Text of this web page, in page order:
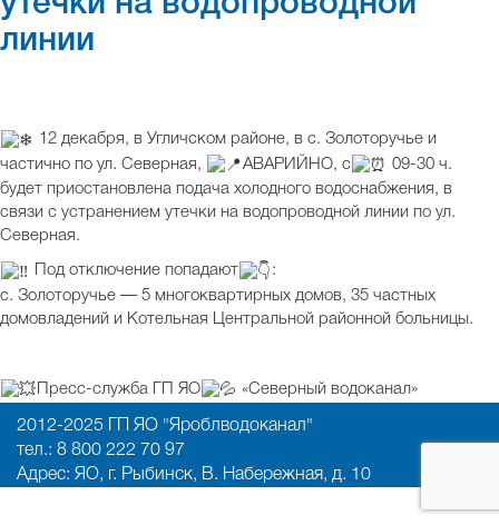
линии
12 декабря, в Угличском районе, в с. Золоторучье и
частично по ул. Северная,
АВАРИЙНО, с
09-30 ч.
будет приостановлена подача холодного водоснабжения, в
связи с устранением утечки на водопроводной линии по ул.
Северная.
Под отключение попадают
:
с. Золоторучье — 5 многоквартирных домов, 35 частных
домовладений и Котельная Центральной районной больницы.
Пресс-служба ГП ЯО «Северный водоканал»
2012-2025 ГП ЯО "Яроблводоканал"
тел.: 8 800 222 70 97
Адрес: ЯО, г. Рыбинск, В. Набережная, д. 10